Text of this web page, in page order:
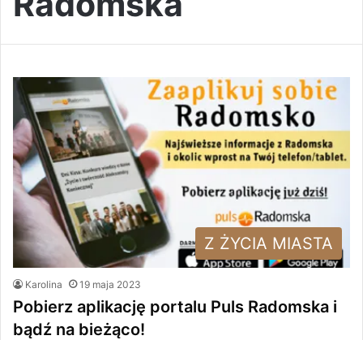
Z ŻYCIA MIASTA
Karolina 19 maja 2023
Pobierz aplikację portalu Puls Radomska i
bądź na bieżąco!